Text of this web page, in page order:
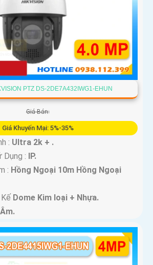
PTZ DS-2DE7A432IWG1-EHUN
Giá Bán:
Giá Khuyến Mại: 5%-35%
: Ultra 2k + .
Dụng : IP.
: Hồng Ngoại 10m Hồng Ngoại
Dome Kim loại + Nhựa.